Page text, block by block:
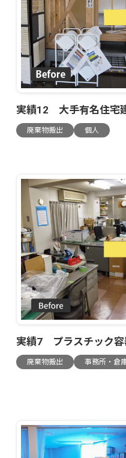
実績12 大手有名住宅
廃棄物搬出 個人
実績7 プラスチック容
廃棄物搬出 事務所・倉